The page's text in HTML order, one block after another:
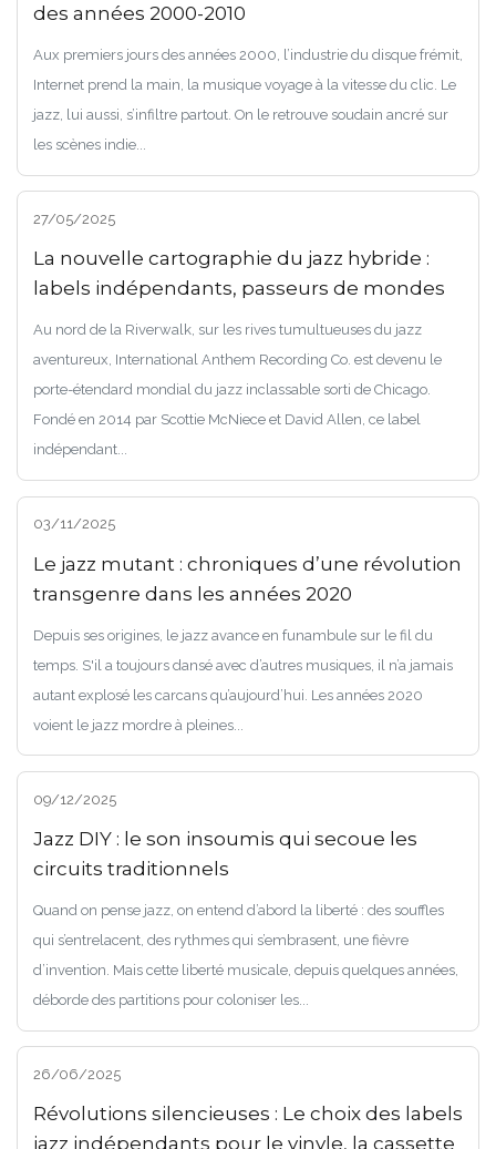
des années 2000-2010
Aux premiers jours des années 2000, l’industrie du disque frémit,
Internet prend la main, la musique voyage à la vitesse du clic. Le
jazz, lui aussi, s’infiltre partout. On le retrouve soudain ancré sur
les scènes indie...
27/05/2025
La nouvelle cartographie du jazz hybride :
labels indépendants, passeurs de mondes
Au nord de la Riverwalk, sur les rives tumultueuses du jazz
aventureux, International Anthem Recording Co. est devenu le
porte-étendard mondial du jazz inclassable sorti de Chicago.
Fondé en 2014 par Scottie McNiece et David Allen, ce label
indépendant...
03/11/2025
Le jazz mutant : chroniques d’une révolution
transgenre dans les années 2020
Depuis ses origines, le jazz avance en funambule sur le fil du
temps. S'il a toujours dansé avec d’autres musiques, il n’a jamais
autant explosé les carcans qu’aujourd’hui. Les années 2020
voient le jazz mordre à pleines...
09/12/2025
Jazz DIY : le son insoumis qui secoue les
circuits traditionnels
Quand on pense jazz, on entend d’abord la liberté : des souffles
qui s’entrelacent, des rythmes qui s’embrasent, une fièvre
d’invention. Mais cette liberté musicale, depuis quelques années,
déborde des partitions pour coloniser les...
26/06/2025
Révolutions silencieuses : Le choix des labels
jazz indépendants pour le vinyle, la cassette